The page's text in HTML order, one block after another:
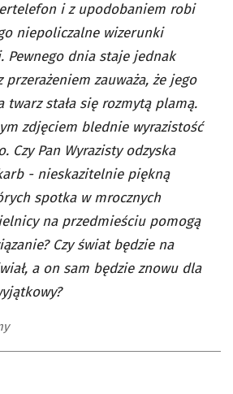
i z upodobaniem robi
niepoliczalne wizerunki
Pewnego dnia staje jednak
zauważa, że jego
twarz stała się rozmytą plamą.
zdjęciem blednie wyrazistość
Czy Pan Wyrazisty odzyska
- nieskazitelnie piękną
spotka w mrocznych
na przedmieściu pomogą
Czy świat będzie na
a on sam będzie znowu dla